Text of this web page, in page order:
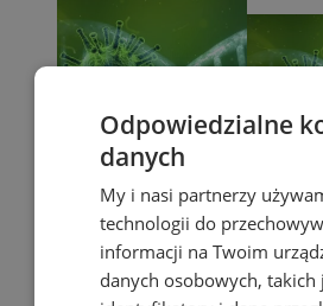
Odpowiedzialne
danych
My i nasi partnerzy
technologii do
informacji na Twoim
danych osobowych,